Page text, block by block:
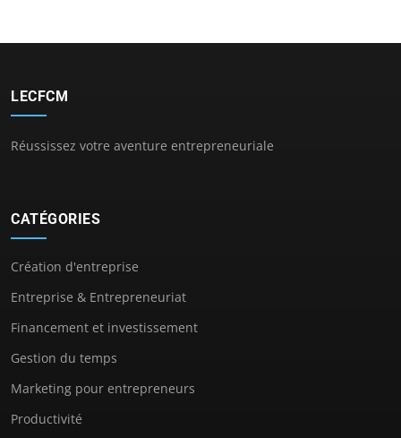
LECFCM
Réussissez votre aventure entrepreneuriale
CATÉGORIES
Création d'entreprise
Entreprise & Entrepreneuriat
Financement et investissement
Gestion du temps
Marketing pour entrepreneurs
Productivité